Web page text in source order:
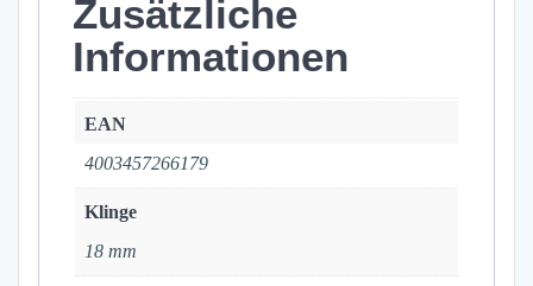
Zusätzliche
Informationen
EAN
4003457266179
Klinge
18 mm